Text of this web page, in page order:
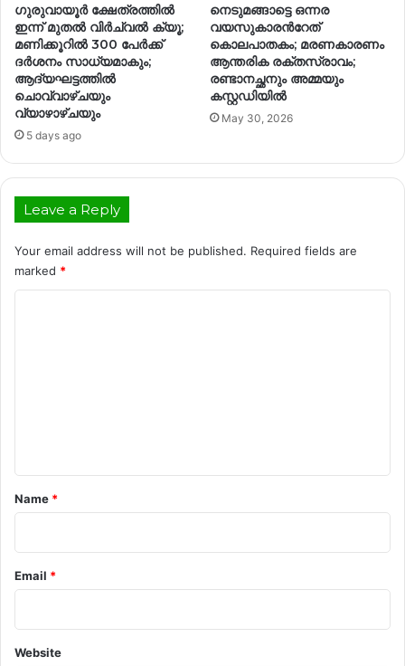
ഗുരുവായൂർ ക്ഷേത്രത്തിൽ
ഇന്ന് മുതൽ വിർച്വൽ ക്യൂ;
മണിക്കൂറിൽ 300 പേർക്ക്
ദർശനം സാധ്യമാകും;
ആദ്യഘട്ടത്തിൽ
ചൊവ്വാഴ്ചയും
വ്യാഴാഴ്ചയും
5 days ago
നെടുമങ്ങാട്ടെ ഒന്നര
വയസുകാരന്‍റേത്
കൊലപാതകം; മരണകാരണം
ആന്തരിക രക്തസ്രാവം;
രണ്ടാനച്ഛനും അമ്മയും
കസ്റ്റഡിയിൽ
May 30, 2026
Leave a Reply
Your email address will not be published. Required fields are
marked *
*
Name *
Email *
Website